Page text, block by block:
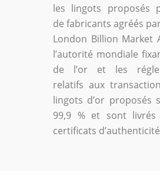
les lingots proposés
de fabricants agréés
London Billion Market
l’autorité mondiale
de l’or et les
relatifs aux
lingots d’or proposés
99,9 % et sont livrés
certificats